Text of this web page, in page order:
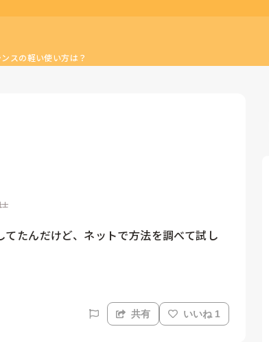
スの軽い使い方は？
たんだけど、ネットで方法を調べて試し
共有 いいね 1